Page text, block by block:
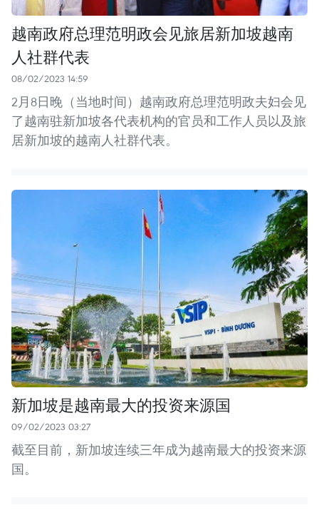
越南政府总理范明政会见旅居新加坡越南
人社群代表
08/02/2023 14:59
2月8日晚（当地时间）越南政府总理范明政夫妇会见
了越南驻新加坡各代表机构的官员和工作人员以及旅
居新加坡的越南人社群代表。
新加坡是越南最大的投资来源国
09/02/2023 03:27
截至目前，新加坡连续三年成为越南最大的投资来源
国。